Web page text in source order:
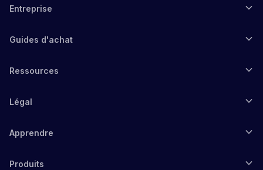
Entreprise
Guides d'achat
Ressources
Légal
Apprendre
Produits